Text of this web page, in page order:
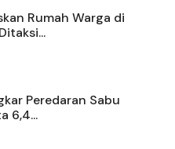
Rumah Warga di
Peredaran Sabu
6,4...